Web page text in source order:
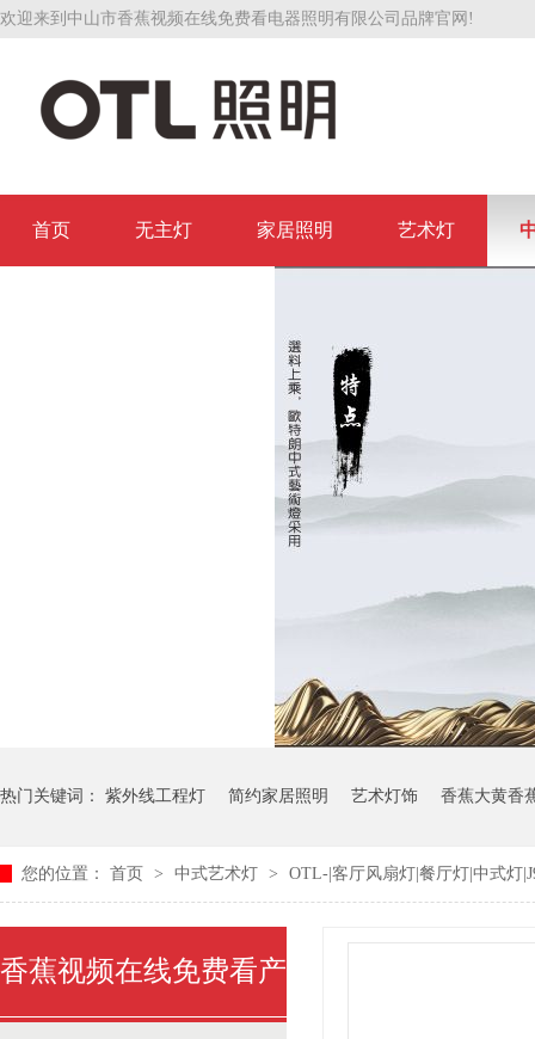
欢迎来到中山市香蕉视频在线免费看电器照明有限公司品牌官网!
首页 无主灯 家居照明 艺术灯
热门关键词： 紫外线工程灯 简约家居照明 艺术灯饰 香蕉大黄香
您的位置： 首页 > 中式艺术灯 > OTL-|客厅风扇灯|餐厅灯|中式灯
香蕉视频在线免费看产